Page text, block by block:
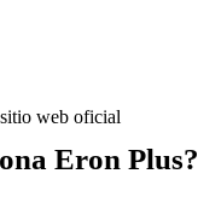
web oficial
Eron Plus?